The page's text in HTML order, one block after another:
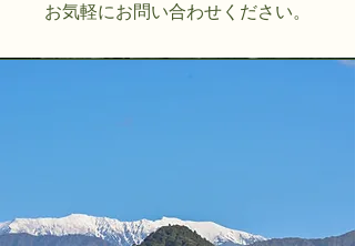
​お気軽にお問い合わせください。